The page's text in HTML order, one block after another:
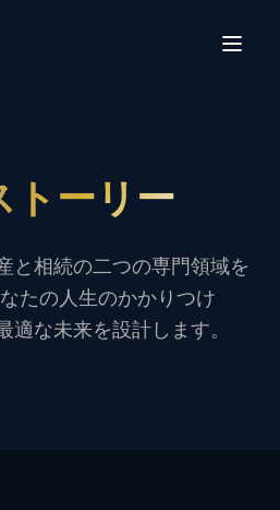
トーリー
と相続の二つの専門領域を
たの人生のかかりつけ
適な未来を設計します。